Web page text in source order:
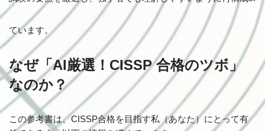
ています。
なぜ「AI厳選！CISSP 合格のツボ」
なのか？
この参考書は、CISSP合格を目指す私（あなた）にとって有